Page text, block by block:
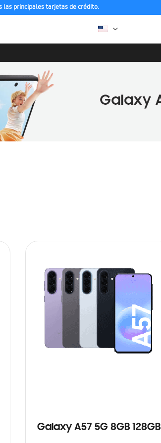
las principales tarjetas de crédito.
Galaxy A57 5G 8GB 128GB